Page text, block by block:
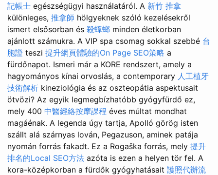
記帳士 egészségügyi használatáról. A 新竹 推拿
különleges, 推拿師 hölgyeknek szóló kezelésekről
ismert elsősorban és 殺蟑螂 minden életkorban
ajánlott számukra. A VIP spa csomag sokkal szebbé 台
胞證 teszi 提升網頁體驗的On Page SEO策略 a
fürdőnapot. Ismeri már a KORE rendszert, amely a
hagyományos kínai orvoslás, a contemporary 人工植牙
技術解析 kineziológia és az oszteopátia aspektusait
ötvözi? Az egyik legmegbízhatóbb gyógyfürdő ez,
mely 400 中醫經絡按摩課程 éves múltat mondhat
magáénak. A legenda úgy tartja, Apolló görög isten
szállt alá szárnyas lován, Pegazuson, aminek patája
nyomán forrás fakadt. Ez a Rogaška forrás, mely 提升
排名的Local SEO方法 azóta is ezen a helyen tör fel. A
kora-középkorban a fürdők gyógyhatásait 護照代辦流